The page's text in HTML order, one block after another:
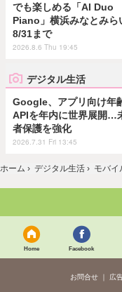
でも楽しめる「AI Duo
Piano」横浜みなとみら
8/31まで
2026.8.6 Thu 19:45
デジタル生活
Google、アプリ向け年
APIを年内に世界展開…
者保護を強化
2026.7.31 Fri 13:45
ホーム › デジタル生活 › モバイ
Home Facebook
お問合せ 広